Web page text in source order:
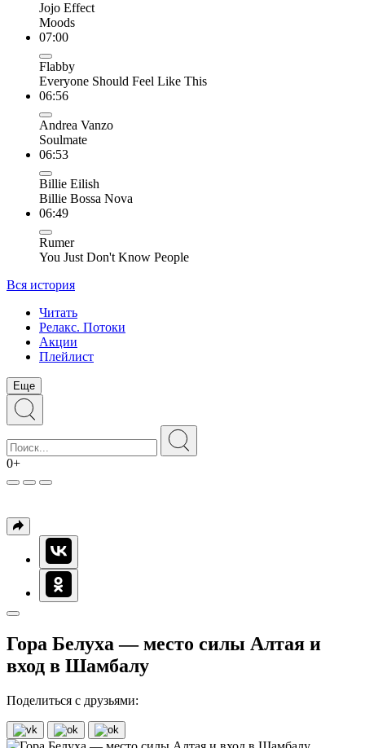
Jojo Effect
Moods
07:00
Flabby
Everyone Should Feel Like This
06:56
Andrea Vanzo
Soulmate
06:53
Billie Eilish
Billie Bossa Nova
06:49
Rumer
You Just Don't Know People
Вся история
Читать
Релакс. Потоки
Акции
Плейлист
Еще
0+
Гора Белуха — место силы Алтая и
вход в Шамбалу
Поделиться с друзьями: